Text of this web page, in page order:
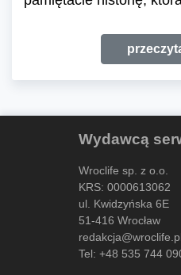
Wydawcą
Wroclife sp. z o.o.
KRS: 0000613062
ul. Kwidzyńska 6E
51-416 Wrocław
redakcja@wroclife.pl
Tel: +48 535 744